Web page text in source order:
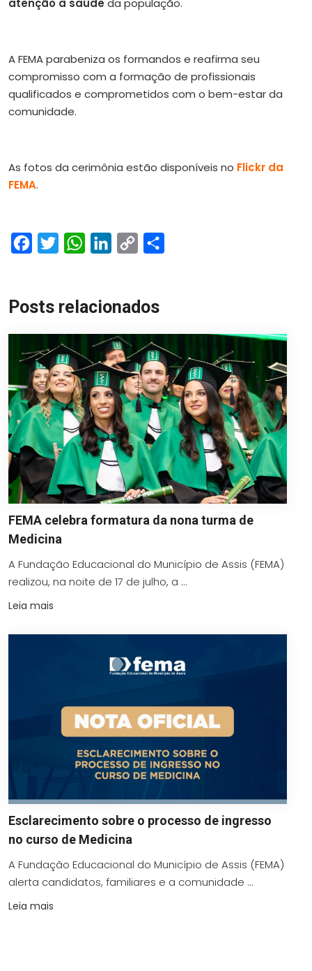
atenção à saúde da população.
A FEMA parabeniza os formandos e reafirma seu
compromisso com a formação de profissionais
qualificados e comprometidos com o bem-estar da
comunidade.
As fotos da cerimônia estão disponíveis no Flickr da
FEMA.
FacebookTwitterWhatsAppLinkedIn
Copy
Posts relacionados
FEMA celebra formatura da nona turma de
Medicina
A Fundação Educacional do Município de Assis (FEMA)
realizou, na noite de 17 de julho, a ...
Leia mais
Esclarecimento sobre o processo de ingresso
no curso de Medicina
A Fundação Educacional do Município de Assis (FEMA)
alerta candidatos, familiares e a comunidade ...
Leia mais